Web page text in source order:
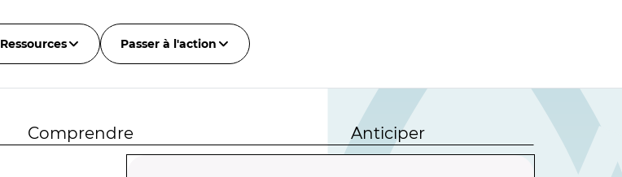
Ressources Passer à l'action
Comprendre Anticiper